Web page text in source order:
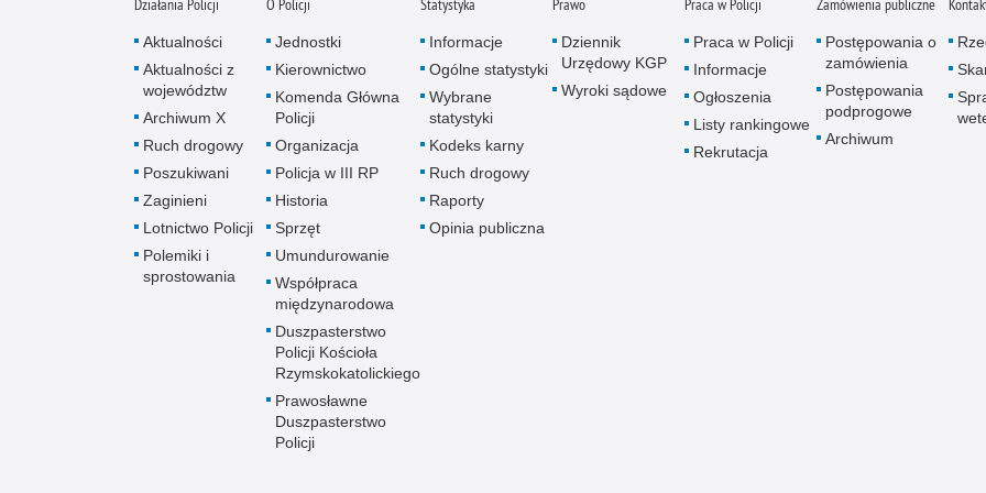
Aktualności
Aktualności z
województw
Archiwum X
Ruch drogowy
Poszukiwani
Zaginieni
Lotnictwo Policji
Polemiki i
sprostowania
Jednostki
Kierownictwo
Komenda Główna
Policji
Organizacja
Policja w III RP
Historia
Sprzęt
Umundurowanie
Współpraca
międzynarodowa
Duszpasterstwo
Policji Kościoła
Rzymskokatolickiego
Prawosławne
Duszpasterstwo
Policji
Informacje
Ogólne statystyki
Wybrane
statystyki
Kodeks karny
Ruch drogowy
Raporty
Opinia publiczna
Dziennik
Urzędowy KGP
Wyroki sądowe
Praca w Policji
Informacje
Ogłoszenia
Listy rankingowe
Rekrutacja
Postępowania o
zamówienia
Postępowania
podprogowe
Archiwum